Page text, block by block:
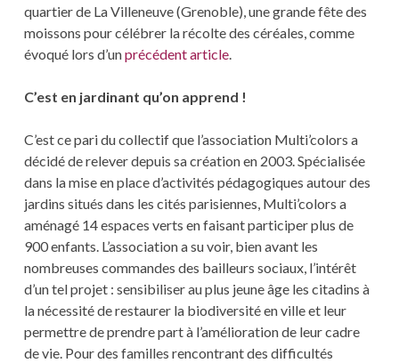
quartier de La Villeneuve (Grenoble), une grande fête des
moissons pour célébrer la récolte des céréales, comme
évoqué lors d’unprécédent article.
C’est en jardinant qu’on apprend !
C’est ce pari du collectif que l’association Multi’colors a
décidé de relever depuis sa création en 2003. Spécialisée
dans la mise en place d’activités pédagogiques autour des
jardins situés dans les cités parisiennes, Multi’colors a
aménagé 14 espaces verts en faisant participer plus de
900 enfants. L’association a su voir, bien avant les
nombreuses commandes des bailleurs sociaux, l’intérêt
d’un tel projet : sensibiliser au plus jeune âge les citadins à
la nécessité de restaurer la biodiversité en ville et leur
permettre de prendre part à l’amélioration de leur cadre
de vie. Pour des familles rencontrant des difficultés